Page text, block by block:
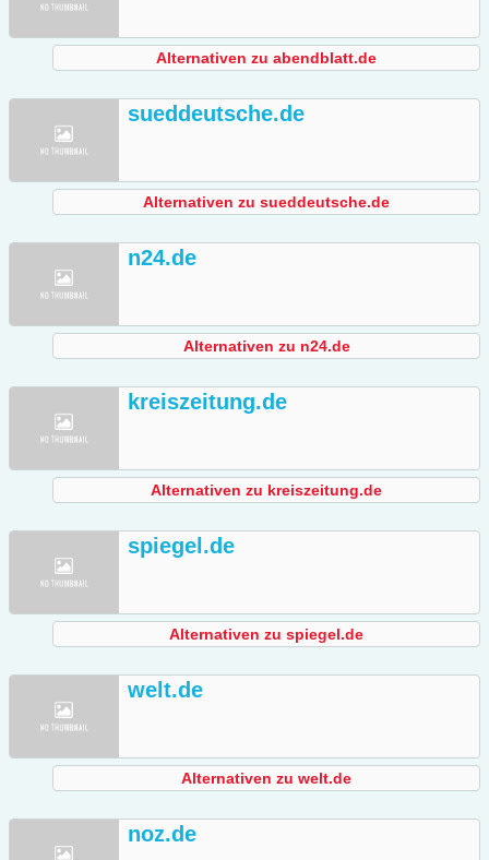
Alternativen zu abendblatt.de
sueddeutsche.de
Alternativen zu sueddeutsche.de
n24.de
Alternativen zu n24.de
kreiszeitung.de
Alternativen zu kreiszeitung.de
spiegel.de
Alternativen zu spiegel.de
welt.de
Alternativen zu welt.de
noz.de